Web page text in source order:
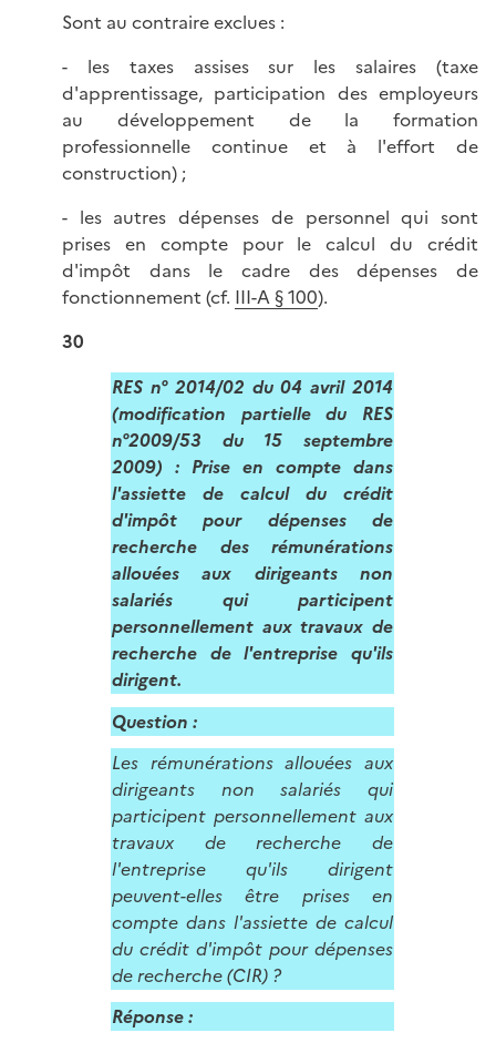
Sont au contraire exclues :
- les taxes assises sur les salaires (taxe
d'apprentissage, participation des employeurs
au développement de la formation
professionnelle continue et à l'effort de
construction) ;
- les autres dépenses de personnel qui sont
prises en compte pour le calcul du crédit
d'impôt dans le cadre des dépenses de
fonctionnement (cf. III-A § 100).
30
RES n° 2014/02 du 04 avril 2014
(modification partielle du RES
n°2009/53 du 15 septembre
2009) : Prise en compte dans
l'assiette de calcul du crédit
d'impôt pour dépenses de
recherche des rémunérations
allouées aux dirigeants non
salariés qui participent
personnellement aux travaux de
recherche de l'entreprise qu'ils
dirigent.
Question :
Les rémunérations allouées aux
dirigeants non salariés qui
participent personnellement aux
travaux de recherche de
l'entreprise qu'ils dirigent
peuvent-elles être prises en
compte dans l'assiette de calcul
du crédit d'impôt pour dépenses
de recherche (CIR) ?
Réponse :